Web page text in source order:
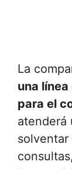
La
una
para el
atenderá
solventar